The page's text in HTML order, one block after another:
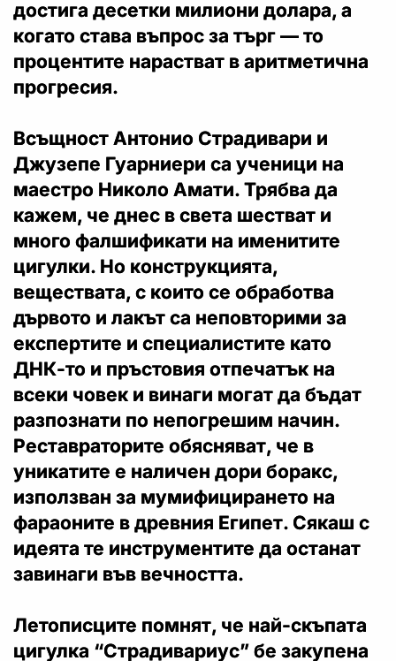
достига десетки милиони долара, а
когато става въпрос за търг — то
процентите нарастват в аритметична
прогресия.
Всъщност Антонио Страдивари и
Джузепе Гуарниери са ученици на
маестро Николо Амати. Трябва да
кажем, че днес в света шестват и
много фалшификати на именитите
цигулки. Но конструкцията,
веществата, с които се обработва
дървото и лакът са неповторими за
експертите и специалистите като
ДНК-то и пръстовия отпечатък на
всеки човек и винаги могат да бъдат
разпознати по непогрешим начин.
Реставраторите обясняват, че в
уникатите е наличен дори боракс,
използван за мумифицирането на
фараоните в древния Египет. Сякаш с
идеята те инструментите да останат
завинаги във вечността.
Летописците помнят, че най-скъпата
цигулка “Страдивариус” бе закупена